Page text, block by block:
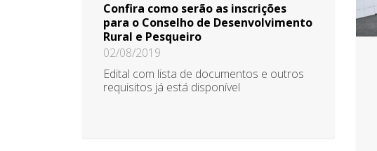
Confira como serão as inscrições
para o Conselho de Desenvolvimento
Rural e Pesqueiro
02/08/2019
Edital com lista de documentos e outros
requisitos já está disponível